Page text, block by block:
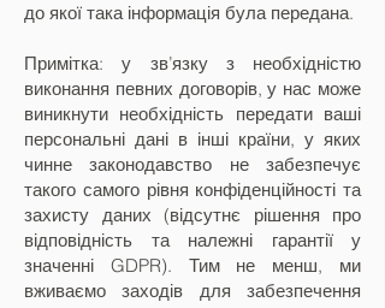
до якої така інформація була передана.
Примітка: у зв’язку з необхідністю
виконання певних договорів, у нас може
виникнути необхідність передати ваші
персональні дані в інші країни, у яких
чинне законодавство не забезпечує
такого самого рівня конфіденційності та
захисту даних (відсутнє рішення про
відповідність та належні гарантії у
значенні GDPR). Тим не менш, ми
вживаємо заходів для забезпечення